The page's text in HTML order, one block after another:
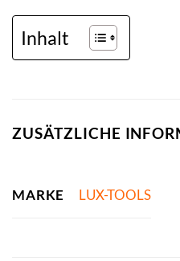
Inhalt
ZUSÄTZLICHE
MARKE LUX-TOOLS